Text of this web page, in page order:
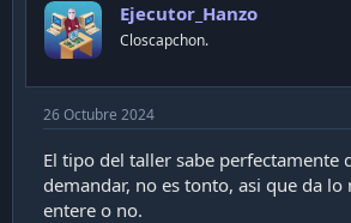
o
n
s
Ejecutor_Hanzo
Closcapchon.
26 Octubre 2024
El tipo del taller sabe perfectamente
demandar, no es tonto, asi que da lo
entere o no.